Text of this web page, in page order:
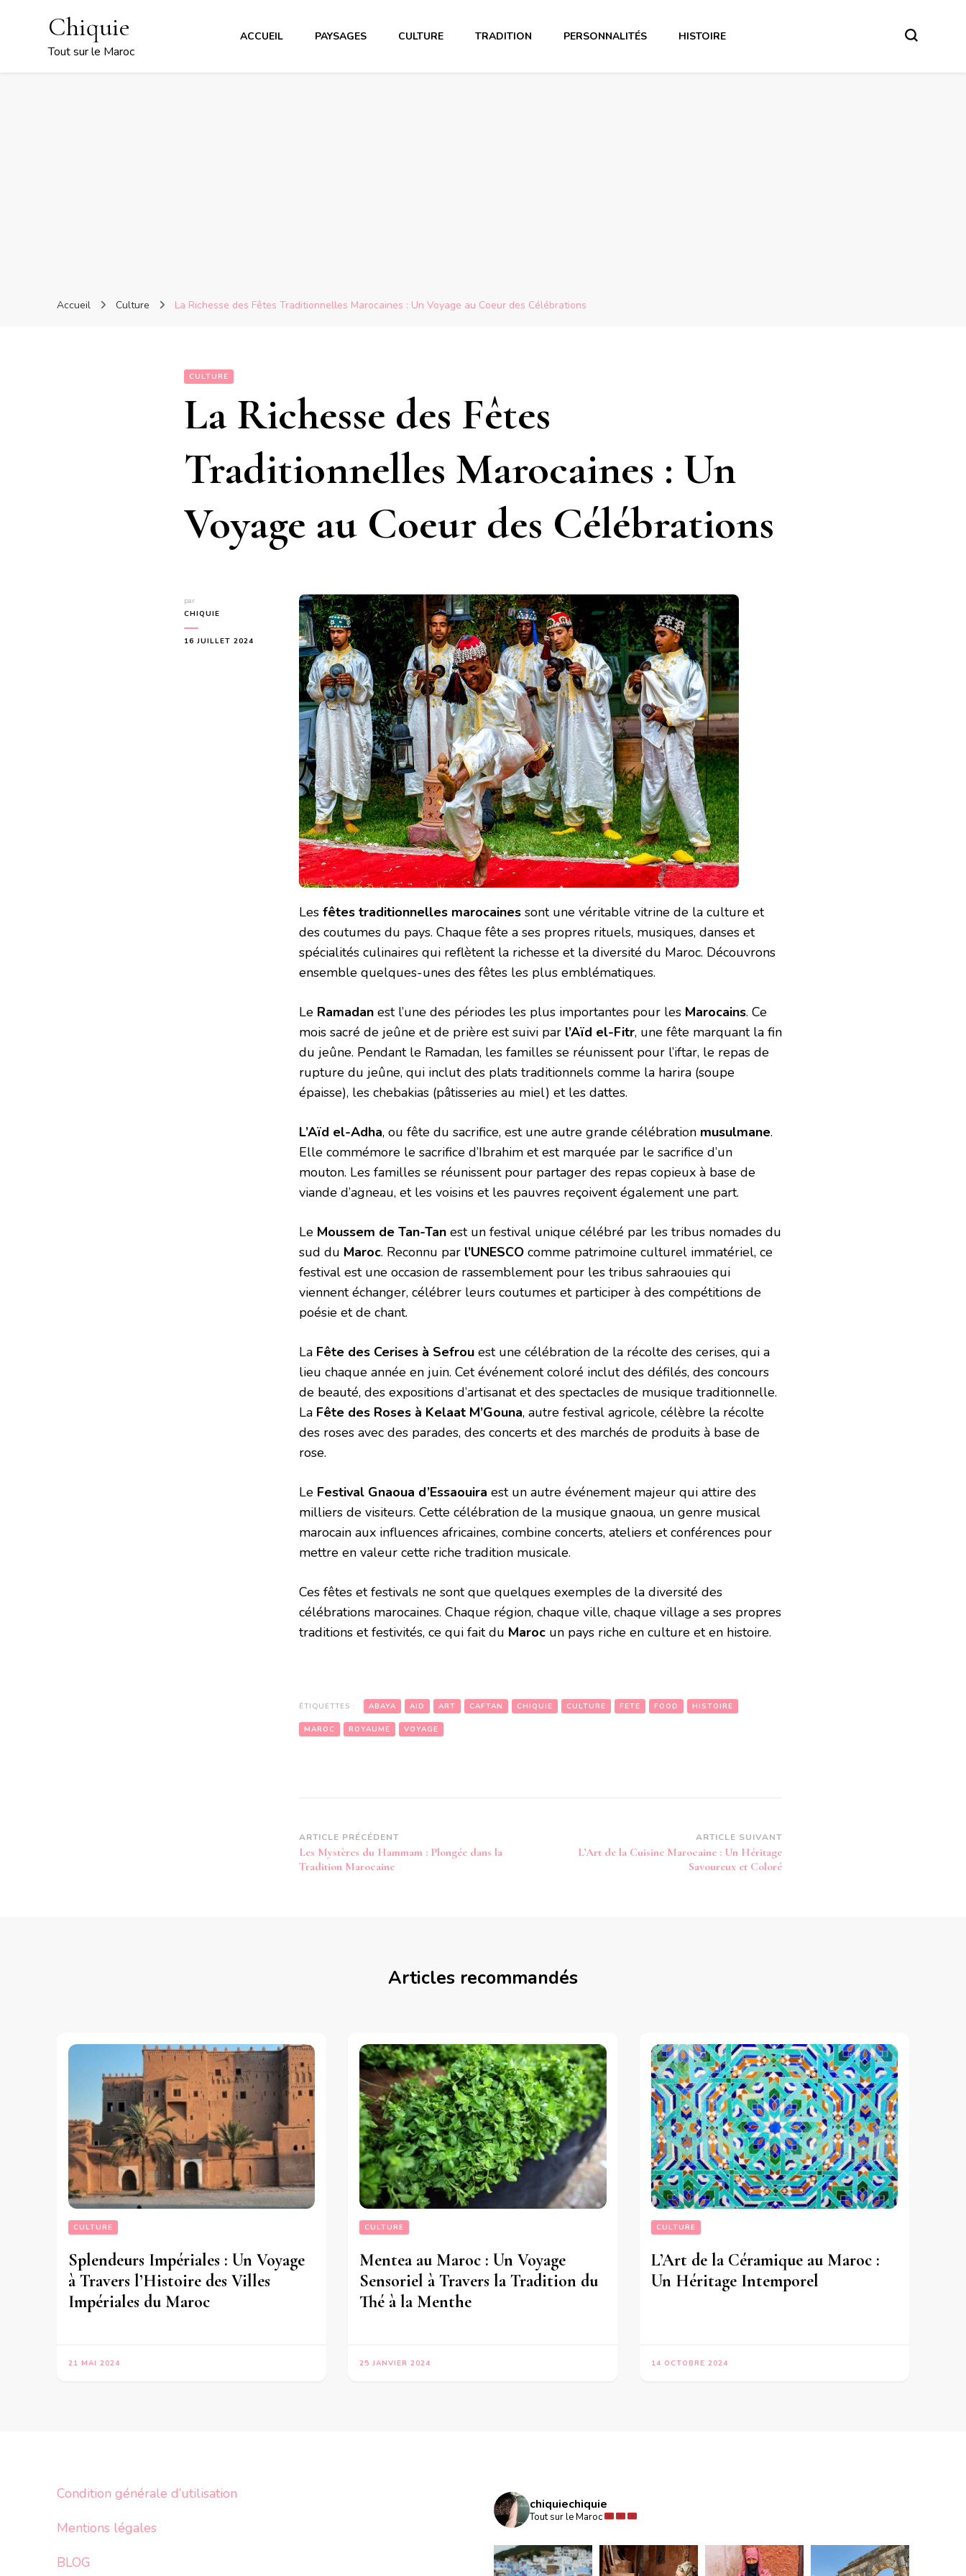
Chiquie
Tout sur le Maroc
ACCUEIL PAYSAGES CULTURE TRADITION PERSONNALITÉS HISTOIRE
Accueil Culture La Richesse des Fêtes Traditionnelles Marocaines : Un Voyage au Coeur des Célébrations
CULTURE
La Richesse des Fêtes
Traditionnelles Marocaines : Un
Voyage au Coeur des Célébrations
par
CHIQUIE
16 JUILLET 2024
Les fêtes traditionnelles marocaines sont une véritable vitrine de la culture et
des coutumes du pays. Chaque fête a ses propres rituels, musiques, danses et
spécialités culinaires qui reflètent la richesse et la diversité du Maroc. Découvrons
ensemble quelques-unes des fêtes les plus emblématiques.
Le Ramadan est l’une des périodes les plus importantes pour les Marocains. Ce
mois sacré de jeûne et de prière est suivi par l’Aïd el-Fitr, une fête marquant la fin
du jeûne. Pendant le Ramadan, les familles se réunissent pour l’iftar, le repas de
rupture du jeûne, qui inclut des plats traditionnels comme la harira (soupe
épaisse), les chebakias (pâtisseries au miel) et les dattes.
L’Aïd el-Adha, ou fête du sacrifice, est une autre grande célébration musulmane.
Elle commémore le sacrifice d’Ibrahim et est marquée par le sacrifice d’un
mouton. Les familles se réunissent pour partager des repas copieux à base de
viande d’agneau, et les voisins et les pauvres reçoivent également une part.
Le Moussem de Tan-Tan est un festival unique célébré par les tribus nomades du
sud du Maroc. Reconnu par l’UNESCO comme patrimoine culturel immatériel, ce
festival est une occasion de rassemblement pour les tribus sahraouies qui
viennent échanger, célébrer leurs coutumes et participer à des compétitions de
poésie et de chant.
La Fête des Cerises à Sefrou est une célébration de la récolte des cerises, qui a
lieu chaque année en juin. Cet événement coloré inclut des défilés, des concours
de beauté, des expositions d’artisanat et des spectacles de musique traditionnelle.
La Fête des Roses à Kelaat M’Gouna, autre festival agricole, célèbre la récolte
des roses avec des parades, des concerts et des marchés de produits à base de
rose.
Le Festival Gnaoua d’Essaouira est un autre événement majeur qui attire des
milliers de visiteurs. Cette célébration de la musique gnaoua, un genre musical
marocain aux influences africaines, combine concerts, ateliers et conférences pour
mettre en valeur cette riche tradition musicale.
Ces fêtes et festivals ne sont que quelques exemples de la diversité des
célébrations marocaines. Chaque région, chaque ville, chaque village a ses propres
traditions et festivités, ce qui fait du Maroc un pays riche en culture et en histoire.
ÉTIQUETTES : ABAYA AID ART CAFTAN CHIQUIE CULTURE FETE FOOD HISTOIRE
MAROC ROYAUME VOYAGE
Navigation
d’article
ARTICLE PRÉCÉDENT
Les Mystères du Hammam : Plongée dans la
Tradition Marocaine
ARTICLE SUIVANT
L’Art de la Cuisine Marocaine : Un Héritage
Savoureux et Coloré
Articles recommandés
CULTURE
Splendeurs Impériales : Un Voyage
à Travers l’Histoire des Villes
Impériales du Maroc
21 MAI 2024
CULTURE
Mentea au Maroc : Un Voyage
Sensoriel à Travers la Tradition du
Thé à la Menthe
25 JANVIER 2024
CULTURE
L’Art de la Céramique au Maroc :
Un Héritage Intemporel
14 OCTOBRE 2024
Condition générale d’utilisation
Mentions légales
BLOG
chiquiechiquie
Tout sur le Maroc